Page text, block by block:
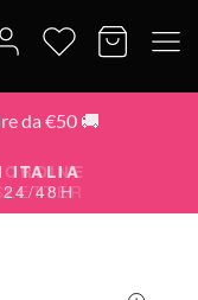
da €50 🚚